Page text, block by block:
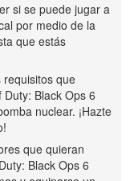
si se puede jugar a
por medio de la
que estás
requisitos que
Black Ops 6
nuclear. ¡Hazte
que quieran
Black Ops 6